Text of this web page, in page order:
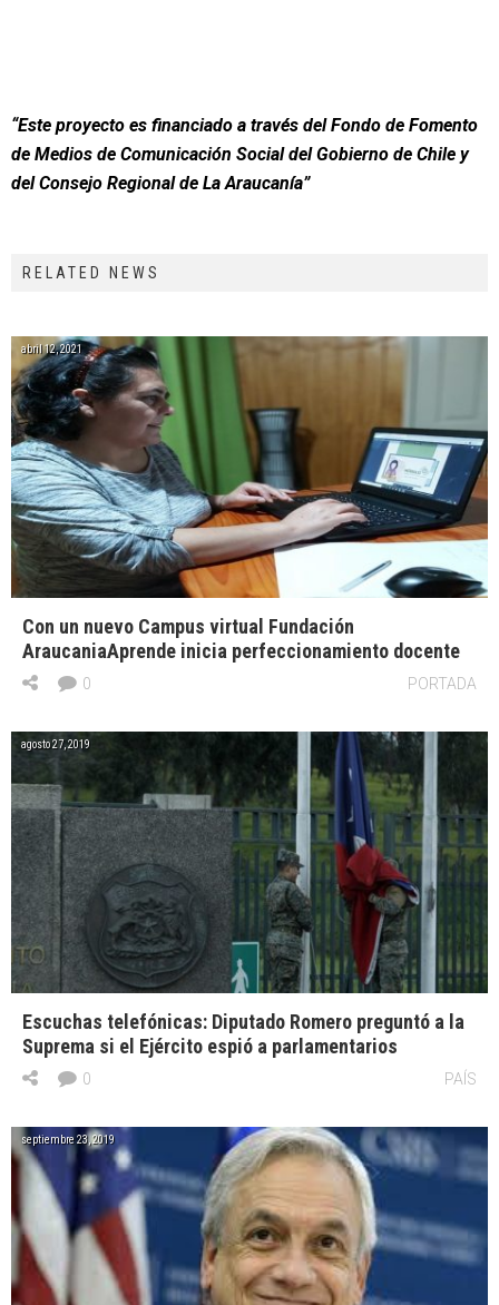
“Este proyecto es financiado a través del Fondo de Fomento
de Medios de Comunicación Social del Gobierno de Chile y
del Consejo Regional de La Araucanía”
RELATED NEWS
abril 12, 2021
Con un nuevo Campus virtual Fundación
AraucaniaAprende inicia perfeccionamiento docente
PORTADA
0
agosto 27, 2019
Escuchas telefónicas: Diputado Romero preguntó a la
Suprema si el Ejército espió a parlamentarios
PAÍS
0
septiembre 23, 2019